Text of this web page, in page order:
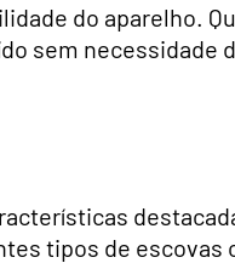
do aparelho.
sem necessidade
tipos de escovas